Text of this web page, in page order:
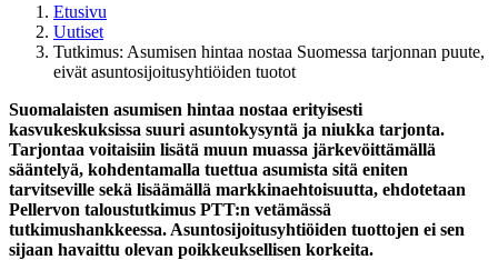
Etusivu
Uutiset
Tutkimus: Asumisen hintaa nostaa Suomessa tarjonnan puute,
eivät asuntosijoitusyhtiöiden tuotot
Suomalaisten asumisen hintaa nostaa erityisesti
kasvukeskuksissa suuri asuntokysyntä ja niukka tarjonta.
Tarjontaa voitaisiin lisätä muun muassa järkevöittämällä
sääntelyä, kohdentamalla tuettua asumista sitä eniten
tarvitseville sekä lisäämällä markkinaehtoisuutta, ehdotetaan
Pellervon taloustutkimus PTT:n vetämässä
tutkimushankkeessa. Asuntosijoitusyhtiöiden tuottojen ei sen
sijaan havaittu olevan poikkeuksellisen korkeita.